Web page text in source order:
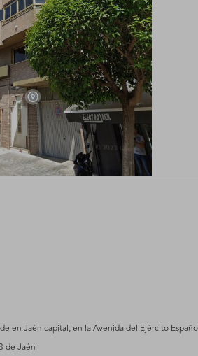
en Jaén capital, en la Avenida del Ejército
de Jaén